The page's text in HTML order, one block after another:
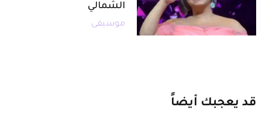
الشمالي
موسيقى
قد يعجبك أيضاً